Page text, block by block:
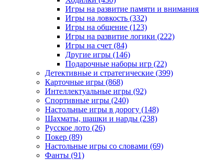
Игры на развитие памяти и внимания
Игры на ловкость (332)
Игры на общение (123)
Игры на развитие логики (222)
Игры на счет (84)
Другие игры (146)
Подарочные наборы игр (22)
Детективные и стратегические (399)
Карточные игры (868)
Интеллектуальные игры (92)
Спортивные игры (240)
Настольные игры в дорогу (148)
Шахматы, шашки и нарды (238)
Русское лото (26)
Покер (89)
Настольные игры со словами (69)
Фанты (91)